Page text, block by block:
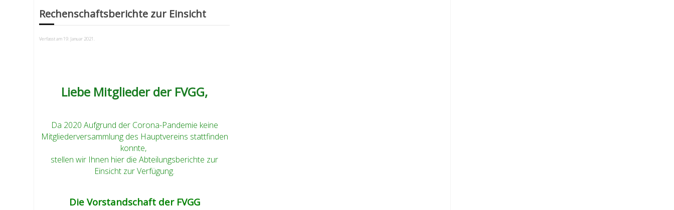
Rechenschaftsberichte zur Einsicht
Verfasst am 19. Januar 2021 .
Liebe Mitglieder der FVGG,
Da 2020 Aufgrund der Corona-Pandemie keine
Mitgliederversammlung des Hauptvereins stattfinden
konnte,
stellen wir Ihnen hier die Abteilungsberichte zur
Einsicht zur Verfügung.
Die Vorstandschaft der FVGG